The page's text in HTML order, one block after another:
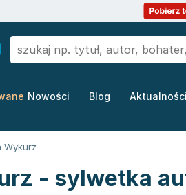
Nowości Blog Aktualności
Wykurz
- sylwetka